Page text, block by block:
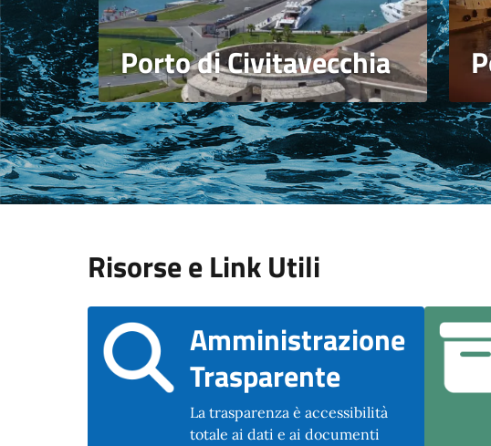
Porto di Civitavecchia
Risorse e Link Utili
Amministrazione
Trasparente
La trasparenza è accessibilità
totale ai dati e ai documenti